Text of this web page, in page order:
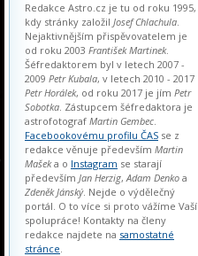
Redakce Astro.cz je tu od roku 1995,
kdy stránky založil Josef Chlachula.
Nejaktivnějším přispěvovatelem je
od roku 2003 František Martinek.
Šéfredaktorem byl v letech 2007 -
2009 Petr Kubala, v letech 2010 - 2017
Petr Horálek, od roku 2017 je jím Petr
Sobotka. Zástupcem šéfredaktora je
astrofotograf Martin Gembec.
Facebookovému profilu ČAS se z
redakce věnuje především Martin
Mašeka o Instagram se starají
především Jan Herzig,Adam Denko a
Zdeněk Jánský. Nejde o výdělečný
portál. O to více si proto vážíme Vaší
spolupráce! Kontakty na členy
redakce najdete na samostatné
stránce.